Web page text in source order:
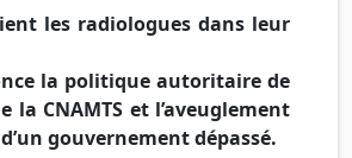
les radiologues dans leur
la politique autoritaire de
la CNAMTS et l’aveuglement
gouvernement dépassé.